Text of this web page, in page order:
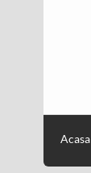
Acasa